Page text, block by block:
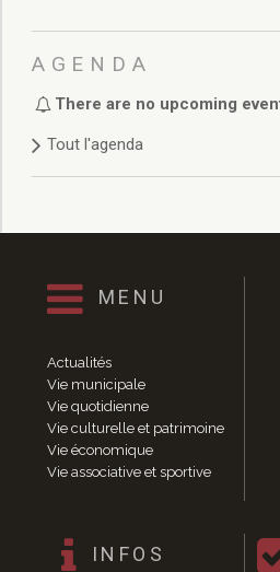
Délibérations 2022
Délibérations 2021
Délibérations 2020
Délibérations 2019
Délibérations 2018
Délibérations 2014
Délibérations 2013
Délibérations 2011
Délibérations 2010
Délibérations 2009
Délibérations 2008
Agenda réunions publiques
Marchés publics
Vie quotidienne
AGENDA
There are no upcoming
Tout l'agenda
MENU
Actualités
Vie municipale
Vie quotidienne
Vie culturelle et patrimoine
Vie économique
Vie associative et sportive
INFOS